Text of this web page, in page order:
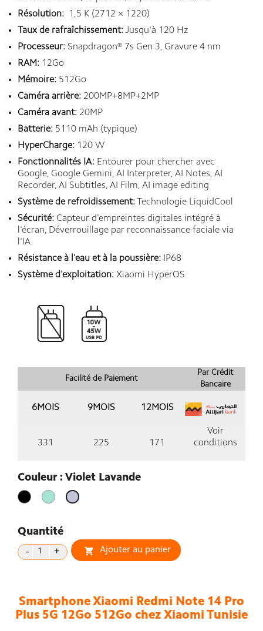
Résolution: 1,5 K (2712 × 1220)
Taux de rafraîchissement:Jusqu'à 120 Hz
Processeur: Snapdragon® 7s Gen 3, Gravure 4 nm
RAM: 12Go
Mémoire: 512Go
Caméra arrière: 200MP+8MP+2MP
Caméra avant: 20MP
Batterie: 5110 mAh (typique)
HyperCharge: 120 W
Fonctionnalités IA: Entourer pour chercher avec
Google, Google Gemini, AI Interpreter, AI Notes, AI
Recorder, AI Subtitles, AI Film, AI image editing
Système de refroidissement: Technologie LiquidCool
Sécurité: Capteur d'empreintes digitales intégré à
l'écran, Déverrouillage par reconnaissance faciale via
l'IA
Résistance à l'eau et à la poussière: IP68
Système d'exploitation: Xiaomi HyperOS
Facilité de Paiement
Par Crédit
Bancaire
6MOIS 9MOIS 12MOIS
331 225 171
Voir
conditions
Couleur : Violet Lavande
Noir
vert
Violet
Quantité
 Ajouter au panier
Smartphone Xiaomi Redmi Note 14 Pro
Plus 5G 12Go 512Go chez Xiaomi Tunisie